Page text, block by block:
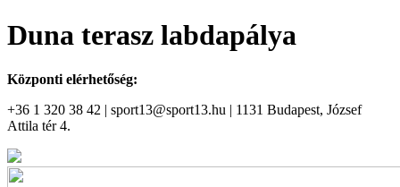
Duna terasz labdapálya
Központi elérhetőség:
+36 1 320 38 42 | sport13@sport13.hu | 1131 Budapest, József
Attila tér 4.